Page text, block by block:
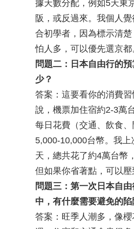
據天數分配，例如5天東
阪，或反過來。我個人
合初學者，因為標示清
怕人多，可以優先選京都
問題二：日本自由行的
少？
答案：這要看你的消費
說，機票加住宿約2-3萬
每日花費（交通、飲食
5,000-10,000台幣。我上
天，總共花了約4萬台幣
但如果你省著點，可以壓
問題三：第一次日本自
中，有什麼需要避免的陷
答案：旺季人潮多，像